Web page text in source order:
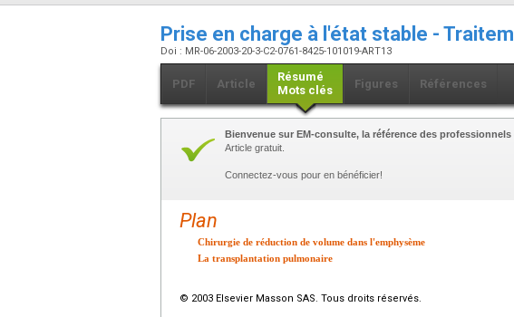
Prise en charge à l'état stable -
Doi : MR-06-2003-20-3-C2-0761-8425-101019-ART13
PDF Article
Résumé
Mots clés
Figures Références
Bienvenue sur EM-consulte, la référence des professionnels
Article gratuit.
Connectez-vous pour en bénéficier!
Plan
Chirurgie de réduction de volume dans l'emphysème
La transplantation pulmonaire
© 2003 Elsevier Masson SAS. Tous droits réservés.